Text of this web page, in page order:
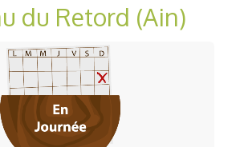
du Retord (Ain)